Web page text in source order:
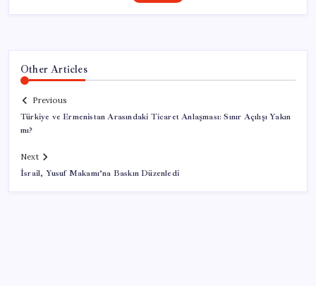
Other Articles
Previous
Türkiye ve Ermenistan Arasındaki Ticaret Anlaşması: Sınır Açılışı Yakın
mı?
Next
İsrail, Yusuf Makamı’na Baskın Düzenledi